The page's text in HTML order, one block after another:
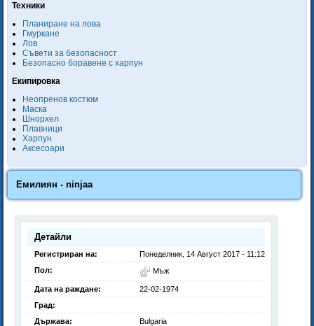
Техники
Планиране на лова
Гмуркане
Лов
Съвети за безопасност
Безопасно боравене с харпун
Екипировка
Неопренов костюм
Маска
Шнорхел
Плавници
Харпун
Аксесоари
Емилиян - ninjaa
Детайли
Регистриран на:
Понеделник, 14 Август 2017 - 11:12
Пол:
Мъж
Дата на раждане:
22-02-1974
Град:
Държава:
Bulgaria